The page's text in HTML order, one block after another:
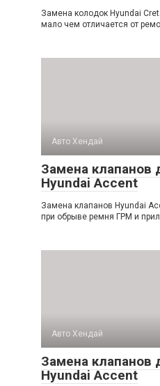
Замена колодок Hyundai
мало чем отличается от
Авто Хендай
Замена клапанов
Hyundai Accent
Замена клапанов Hyundai
при обрыве ремня ГРМ и
Авто Хендай
Замена клапанов
Hyundai Accent